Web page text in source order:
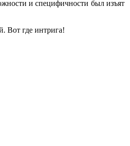
и специфичности был изъят
Вот где интрига!